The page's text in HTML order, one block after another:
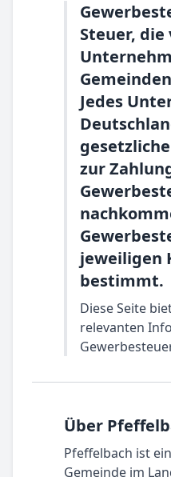
Steuer, die
Jedes
zur
jeweiligen
bestimmt.
Diese Seite
relevanten
Über
Pfeffelbach ist
Gemeinde im